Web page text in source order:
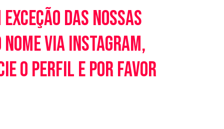
das nossas
via Instagram,
o perfil e por favor